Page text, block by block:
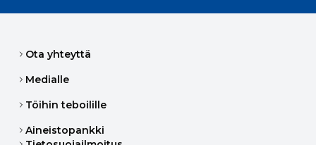
Ota yhteyttä
Medialle
Töihin teboilille
Aineistopankki